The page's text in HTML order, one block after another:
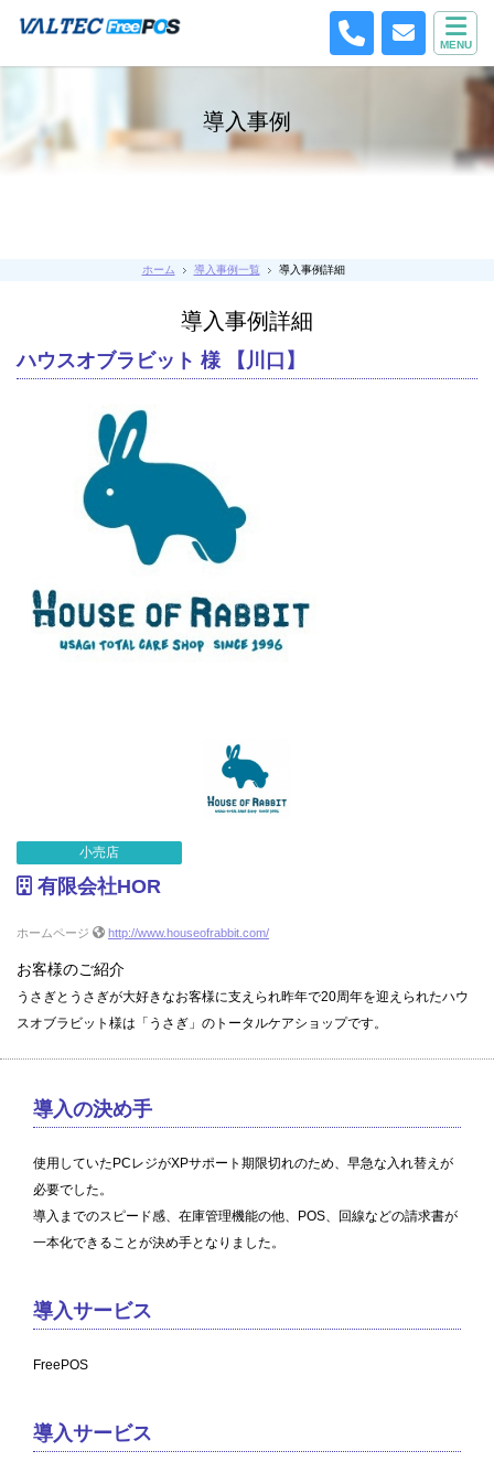
MENU
導入事例
ホーム 導入事例一覧 導入事例詳細
導入事例詳細
ハウスオブラビット 様 【川口】
小売店
有限会社HOR
ホームページ http://www.houseofrabbit.com/
お客様のご紹介
うさぎとうさぎが大好きなお客様に支えられ昨年で20周年を迎えられたハウ
スオブラビット様は「うさぎ」のトータルケアショップです。
導入の決め手
使用していたPCレジがXPサポート期限切れのため、早急な入れ替えが
必要でした。
導入までのスピード感、在庫管理機能の他、POS、回線などの請求書が
一本化できることが決め手となりました。
導入サービス
FreePOS
導入サービス